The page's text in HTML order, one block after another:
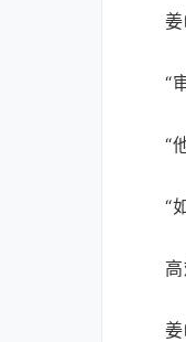
“
“
“